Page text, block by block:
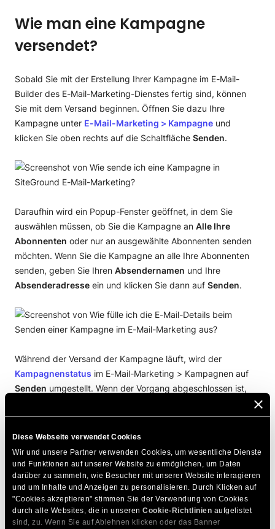
Diese Webseite verwendet Cookies
Wir und unsere Partner verwenden Cookies, um wesentliche Dienste
und Funktionen auf unserer Website zu ermöglichen, um Daten
darüber zu sammeln, wie Besucher mit unserer Website interagieren
und um Inhalte und Anzeigen zu personalisieren. Durch Klicken auf
"Cookies akzeptieren" stimmen Sie der Verwendung von Cookies
durch alle Websites, die in unseren Cookie-Richtlinien aufgelistet
sind, zu. Wenn Sie auf Ablehnen klicken oder das Banner
Wie man eine Kampagne
versendet?
Sobald Sie mit der Erstellung Ihrer Kampagne im E-Mail-
Builder des E-Mail-Marketing-Dienstes fertig sind, können
Sie mit dem Versand beginnen. Öffnen Sie dazu Ihre
Kampagne unter E-Mail-Marketing > Kampagne und
klicken Sie oben rechts auf die Schaltfläche Senden.
Daraufhin wird ein Popup-Fenster geöffnet, in dem Sie
auswählen müssen, ob Sie die Kampagne an Alle Ihre
Abonnenten oder nur an ausgewählte Abonnenten senden
möchten. Wenn Sie die Kampagne an alle Ihre Abonnenten
senden, geben Sie Ihren Absendernamen und Ihre
Absenderadresse ein und klicken Sie dann auf Senden.
Während der Versand der Kampagne läuft, wird der
Kampagnenstatus im E-Mail-Marketing > Kampagnen auf
Senden umgestellt. Wenn der Vorgang abgeschlossen ist,
Wenn Sie Ihre Kampagne alternativ an Abonnenten mit einem
bestimmten Label senden möchten, wählen Sie im ersten
Pop-up die Option „Ausgewählte Abonnenten “. Wählen Sie
dasGruppenaus, das die gewünschten Abonnenten angibt
, um Ihre Kampagnennachricht zu senden, und klicken Sie
auf Senden .